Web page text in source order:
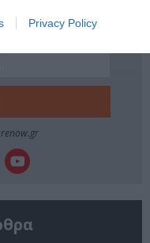
Privacy Policy
νέα για